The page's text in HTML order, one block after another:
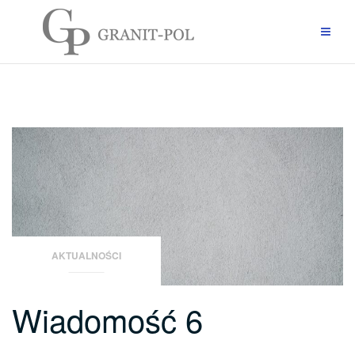
AKTUALNOŚCI
Wiadomość 6